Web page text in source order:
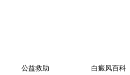
公益救助 白癜风百科